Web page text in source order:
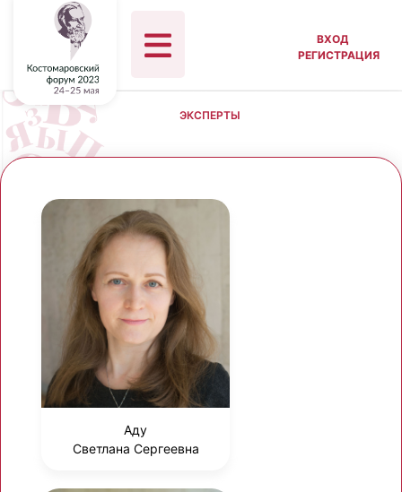
ВХОД
РЕГИСТРАЦИЯ
ЭКСПЕРТЫ
Аду
Светлана Сергеевна